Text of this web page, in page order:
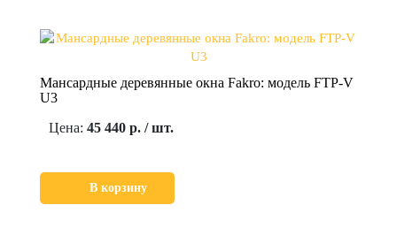
Мансардные деревянные окна Fakro: модель FTP-V
U3
Цена: 45 440 р. / шт.
В корзину